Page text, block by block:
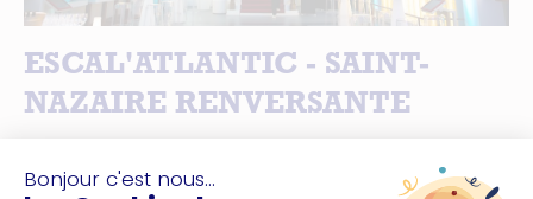
ESCAL'ATLANTIC - SAINT-
NAZAIRE RENVERSANTE